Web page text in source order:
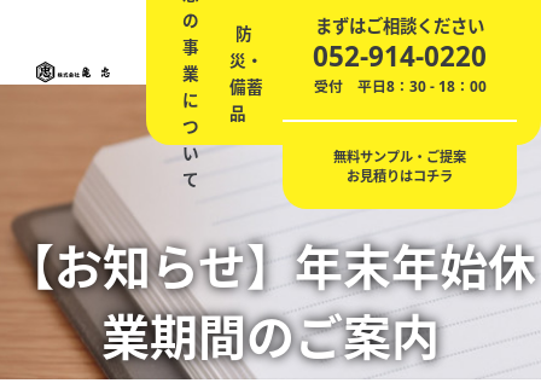
の
事
業
に
つ
い
て
防
災・
備蓄
品
ィ
記
念
贈
答
品
エ
ネ
の
ご
提
案
社
概
まずはご相談ください
052-914-0220
受付 平日8：30 - 18：00
無料サンプル・ご提案
お見積りはコチラ
【お知らせ】年末年始休
業期間のご案内